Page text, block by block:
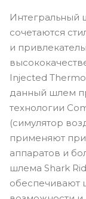
Интегральный
сочетаются
и
Injected
данный шлем
технологии
(симулятор
применяют при
аппаратов и
шлема Shark
обеспечивают